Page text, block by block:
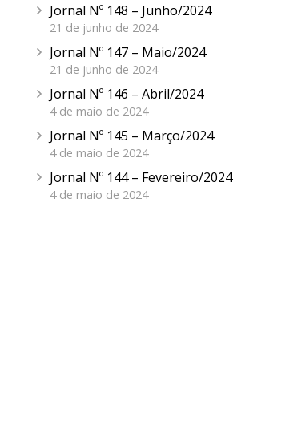
Jornal Nº 148 – Junho/2024
21 de junho de 2024
Jornal Nº 147 – Maio/2024
21 de junho de 2024
Jornal Nº 146 – Abril/2024
4 de maio de 2024
Jornal Nº 145 – Março/2024
4 de maio de 2024
Jornal Nº 144 – Fevereiro/2024
4 de maio de 2024